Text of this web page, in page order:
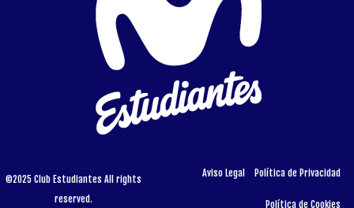
©2025 Club Estudiantes All rights
reserved.
Aviso Legal Política de Privacidad
Política de Cookies